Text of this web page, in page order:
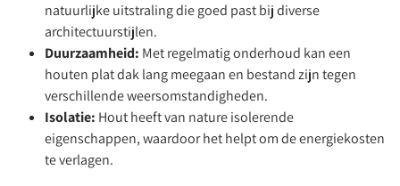
natuurlijke uitstraling die goed past bij diverse
architectuurstijlen.
Duurzaamheid: Met regelmatig onderhoud kan een
houten plat dak lang meegaan en bestand zijn tegen
verschillende weersomstandigheden.
Isolatie: Hout heeft van nature isolerende
eigenschappen, waardoor het helpt om de energiekosten
te verlagen.